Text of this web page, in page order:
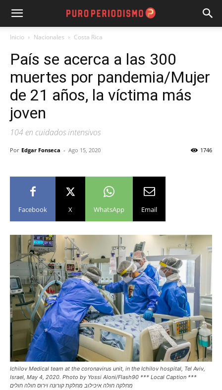
Inicio Nacionales Costa Rica
País se acerca a las 300
muertes por pandemia/Mujer
de 21 años, la víctima más
joven
104 en cuidados intensivos
Por Edgar Fonseca - Ago 15, 2020 1746
Facebook X WhatsApp Email
Ichilov Medical team at the coronavirus unit, in the Ichilov hospital, Tel Aviv,
Israel, May 4, 2020. Photo by Yossi Aloni/Flash90 *** Local Caption ***
מחלקה חולה איכילוב מחלקת קורונה וירוס חולה חולים